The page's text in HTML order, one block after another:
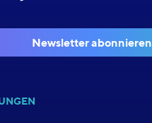
Newsletter abonnieren